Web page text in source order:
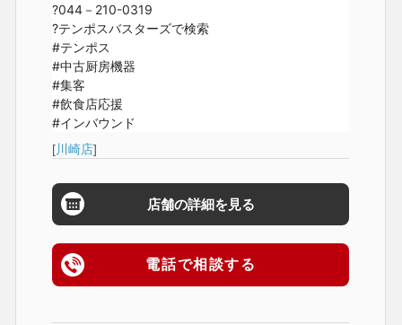
?044－210-0319
?テンポスバスターズで検索
#テンポス
#中古厨房機器
#集客
#飲食店応援
#インバウンド
[川崎店]
店舗の詳細を見る
電話で相談する